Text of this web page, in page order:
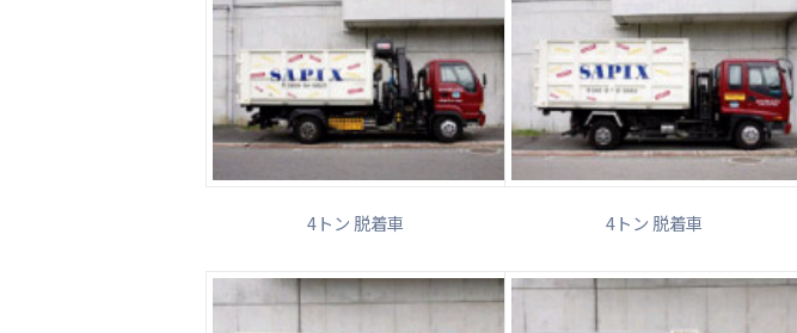
4トン 脱着車 4トン 脱着車